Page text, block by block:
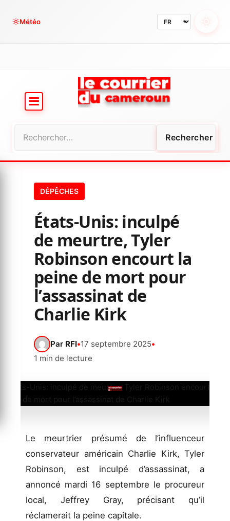
Météo
DÉPÊCHES
États-Unis: inculpé
de meurtre, Tyler
Robinson encourt la
peine de mort pour
l’assassinat de
Charlie Kirk
Par RFI•17 septembre 2025•
1 min de lecture
Le meurtrier présumé de l’influenceur
conservateur américain Charlie Kirk, Tyler
Robinson, est inculpé d’assassinat, a
annoncé mardi 16 septembre le procureur
local, Jeffrey Gray, précisant qu’il
réclamerait la peine capitale.